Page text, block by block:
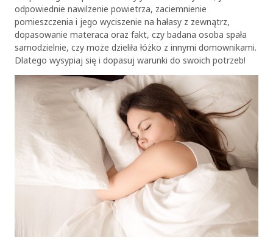
odpowiednie nawilżenie powietrza, zaciemnienie
pomieszczenia i jego wyciszenie na hałasy z zewnątrz,
dopasowanie materaca oraz fakt, czy badana osoba spała
samodzielnie, czy może dzieliła łóżko z innymi domownikami.
Dlatego wysypiaj się i dopasuj warunki do swoich potrzeb!